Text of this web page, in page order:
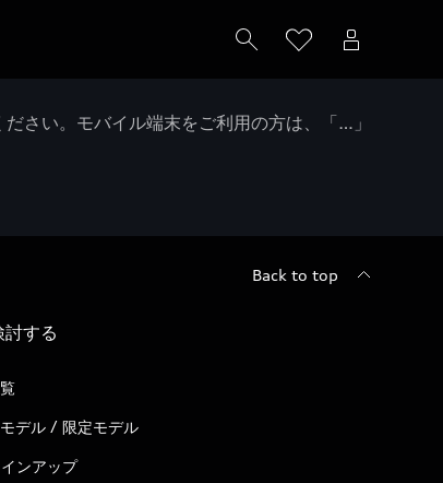
さい。モバイル端末をご利用の方は、「…」
Back to top
する
デル / 限定モデル
ンアップ